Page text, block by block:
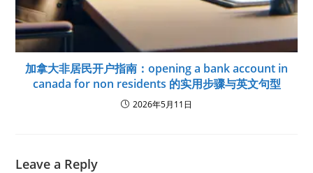
加拿大非居民开户指南：opening a bank account in
canada for non residents 的实用步骤与英文句型
2026年5月11日
Leave a Reply